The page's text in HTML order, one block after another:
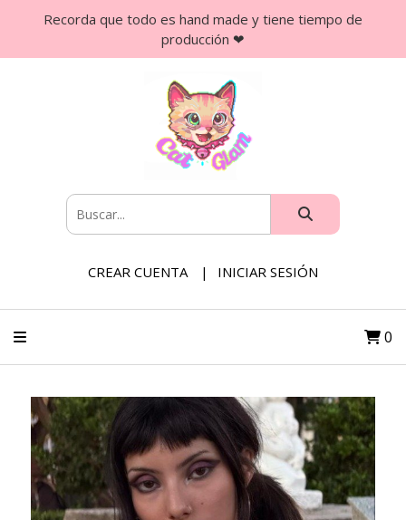
Recorda que todo es hand made y tiene tiempo de
producción ❤
CREAR CUENTA INICIAR SESIÓN
0